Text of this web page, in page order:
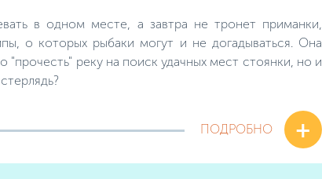
в одном месте, а завтра не тронет приманки,
о которых рыбаки могут и не догадываться. Она
реку на поиск удачных мест стоянки, но и
ПОДРОБНО +